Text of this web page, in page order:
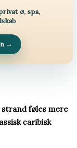
ø, spa,
→
føles mere
caribisk